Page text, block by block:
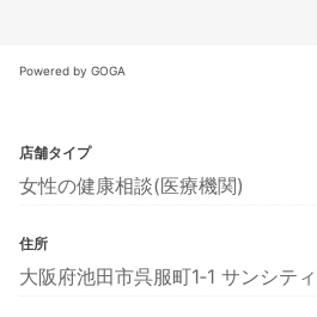
Powered by GOGA
店舗タイプ
女性の健康相談(医療機関)
住所
大阪府池田市呉服町1‐1 サンシテ